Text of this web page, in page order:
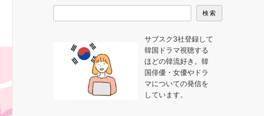
検索
サブスク3社登録して
韓国ドラマ視聴する
ほどの韓流好き。韓
国俳優・女優やドラ
マについての発信を
しています。